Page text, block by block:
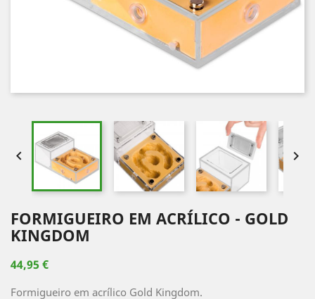
 
FORMIGUEIRO EM ACRÍLICO - GOLD
KINGDOM
44,95 €
Formigueiro em acrílico Gold Kingdom.